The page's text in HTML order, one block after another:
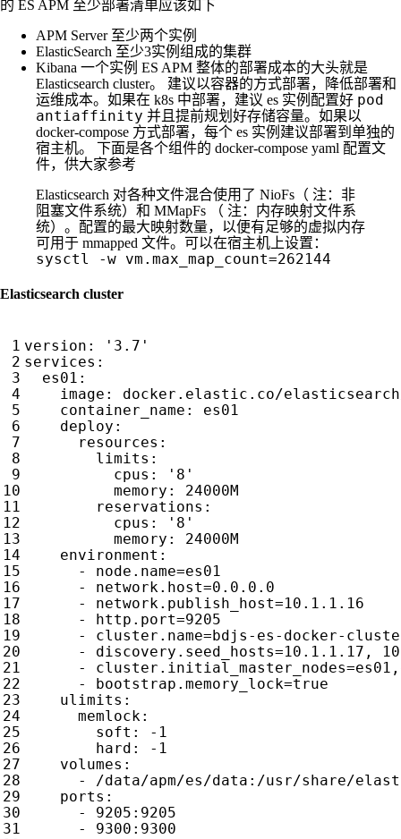
的 ES APM 至少部署清单应该如下
APM Server 至少两个实例
ElasticSearch 至少3实例组成的集群
Kibana 一个实例 ES APM 整体的部署成本的大头就是
Elasticsearch cluster。 建议以容器的方式部署，降低部署和
运维成本。如果在 k8s 中部署，建议 es 实例配置好 pod
antiaffinity 并且提前规划好存储容量。如果以
docker-compose 方式部署，每个 es 实例建议部署到单独的
宿主机。 下面是各个组件的 docker-compose yaml 配置文
件，供大家参考
Elasticsearch 对各种文件混合使用了 NioFs（ 注：非
阻塞文件系统）和 MMapFs （ 注：内存映射文件系
统）。配置的最大映射数量，以便有足够的虚拟内存
可用于 mmapped 文件。可以在宿主机上设置：
sysctl -w vm.max_map_count=262144
Elasticsearch cluster
version :
'3.7'
services :
es01 :
image :
docker.elastic.co/
container_name :
es01
deploy :
resources :
limits :
cpus :
'8'
memory :
24000M
reservations :
cpus :
'8'
memory :
24000M
environment :
- node.name=es01
- network.host=0.0.0.0
- network.publish_host=10.1.1.16
-
http.port=9205
- cluster.name=bdjs-es-docker-
- discovery.seed_hosts=10.1.1.17,
-
-
bootstrap.memory_lock=true
ulimits :
memlock:
soft : - 1
hard : - 1
volumes :
- /data/apm/es/data:/usr/share/
ports :
- 9205 : 9205
- 9300 : 9300